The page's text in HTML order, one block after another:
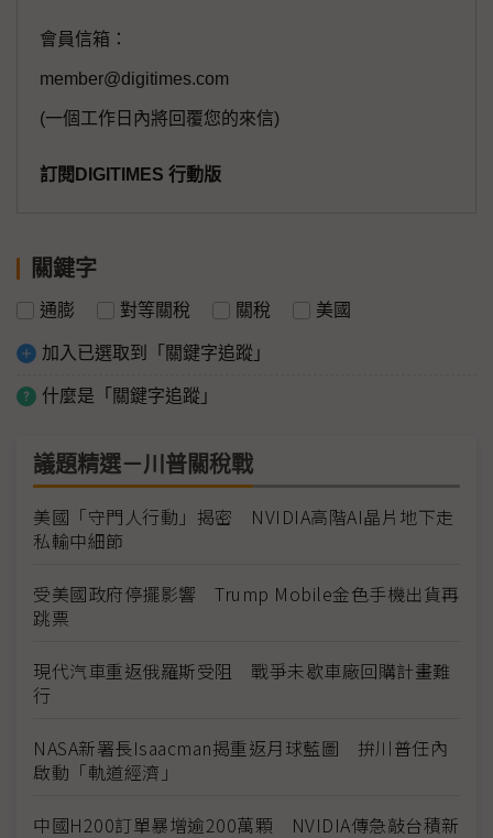
會員信箱：
member@digitimes.com
(一個工作日內將回覆您的來信)
訂閱DIGITIMES 行動版
關鍵字
通膨 對等關稅 關稅 美國
加入已選取到「關鍵字追蹤」
什麼是「關鍵字追蹤」
議題精選－川普關稅戰
美國「守門人行動」揭密 NVIDIA高階AI晶片地下走
私輸中細節
受美國政府停擺影響 Trump Mobile金色手機出貨再
跳票
現代汽車重返俄羅斯受阻 戰爭未歇車廠回購計畫難
行
NASA新署長Isaacman揭重返月球藍圖 拚川普任內
啟動「軌道經濟」
中國H200訂單暴增逾200萬顆 NVIDIA傳急敲台積新